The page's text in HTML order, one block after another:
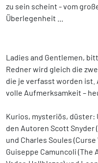
zu sein scheint - vom
Überlegenheit ...
Ladies and Gentlemen,
Redner wird gleich die
die je verfasst worden ist.
volle Aufmerksamkeit –
Kurios, mysteriös, düster:
den Autoren Scott Snyder
und Charles Soules
Guiseppe Camuncoli (The